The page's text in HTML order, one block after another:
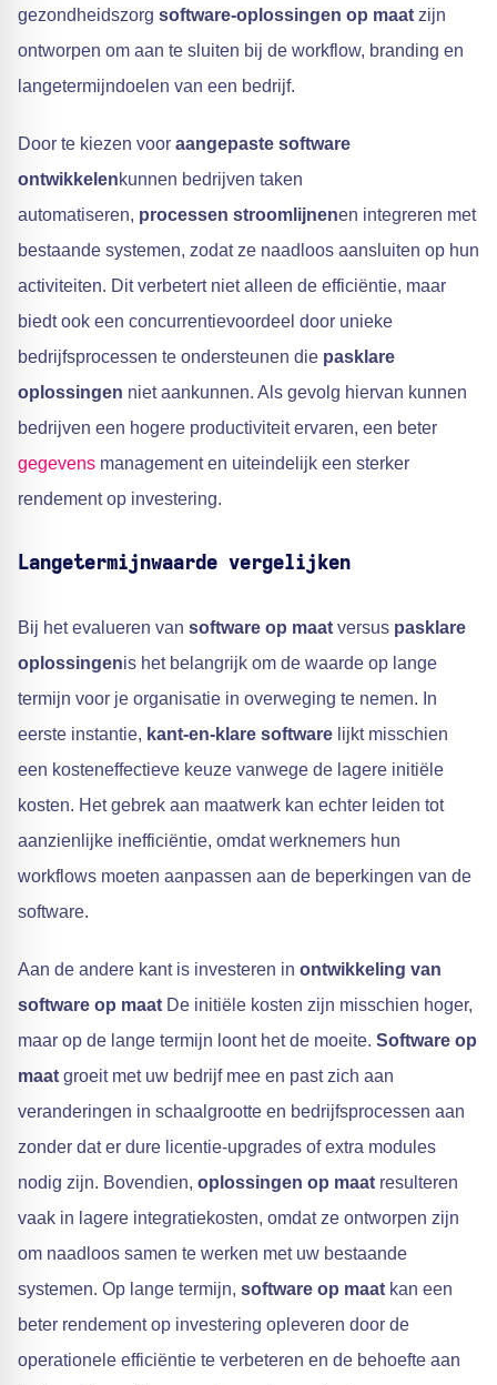
gezondheidszorg software-oplossingen op maat zijn
ontworpen om aan te sluiten bij de workflow, branding en
langetermijndoelen van een bedrijf.
Door te kiezen voor aangepaste software
ontwikkelenkunnen bedrijven taken
automatiseren, processen stroomlijnenen integreren met
bestaande systemen, zodat ze naadloos aansluiten op hun
activiteiten. Dit verbetert niet alleen de efficiëntie, maar
biedt ook een concurrentievoordeel door unieke
bedrijfsprocessen te ondersteunen die pasklare
oplossingen niet aankunnen. Als gevolg hiervan kunnen
bedrijven een hogere productiviteit ervaren, een beter
gegevens management en uiteindelijk een sterker
rendement op investering.
Langetermijnwaarde vergelijken
Bij het evalueren van software op maat versus pasklare
oplossingenis het belangrijk om de waarde op lange
termijn voor je organisatie in overweging te nemen. In
eerste instantie, kant-en-klare software lijkt misschien
een kosteneffectieve keuze vanwege de lagere initiële
kosten. Het gebrek aan maatwerk kan echter leiden tot
aanzienlijke inefficiëntie, omdat werknemers hun
workflows moeten aanpassen aan de beperkingen van de
software.
Aan de andere kant is investeren in ontwikkeling van
software op maat De initiële kosten zijn misschien hoger,
maar op de lange termijn loont het de moeite. Software op
maat groeit met uw bedrijf mee en past zich aan
veranderingen in schaalgrootte en bedrijfsprocessen aan
zonder dat er dure licentie-upgrades of extra modules
nodig zijn. Bovendien, oplossingen op maat resulteren
vaak in lagere integratiekosten, omdat ze ontworpen zijn
om naadloos samen te werken met uw bestaande
systemen. Op lange termijn, software op maat kan een
beter rendement op investering opleveren door de
operationele efficiëntie te verbeteren en de behoefte aan